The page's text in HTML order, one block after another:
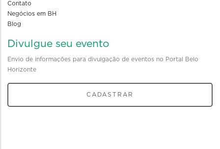
Contato
Negócios em BH
Blog
Divulgue seu evento
Envio de informações para divulgação de eventos no Portal Belo
Horizonte
CADASTRAR